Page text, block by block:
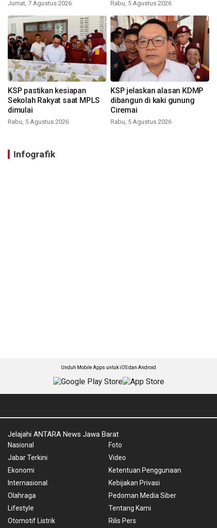
Jumat, 7 Agustus 2026 Rabu, 5 Agustus 2026
KSP pastikan kesiapan
Sekolah Rakyat saat MPLS
dimulai
Rabu, 5 Agustus 2026
KSP jelaskan alasan KDMP
dibangun di kaki gunung
Ciremai
Rabu, 5 Agustus 2026
Infografik
Unduh Mobile Apps untuk iOS dan Android
Jelajahi ANTARA News Jawa Barat
Nasional
Jabar Terkini
Ekonomi
Internasional
Olahraga
Lifestyle
Otomotif Listrik
Foto
Video
Ketentuan Penggunaan
Kebijakan Privasi
Pedoman Media Siber
Tentang Kami
Rilis Pers